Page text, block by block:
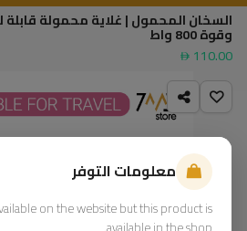
وقوة 800 واط
110.00
معلومات التوفر
on the website but this product is